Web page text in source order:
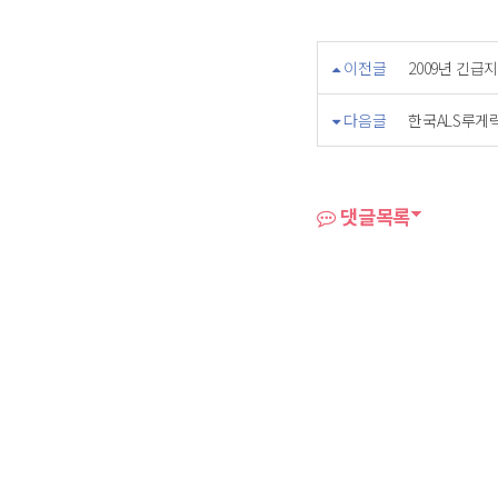
이전글 2009년 긴급
다음글 한국ALS루게
댓글목록